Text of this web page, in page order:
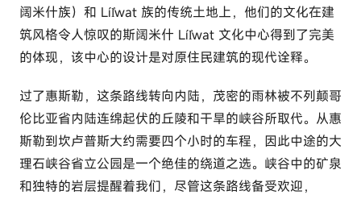
阔米什族）和 Líl̓wat 族的传统土地上，他们的文化在建
筑风格令人惊叹的斯阔米什 Líl̓wat 文化中心得到了完美
的体现，该中心的设计是对原住民建筑的现代诠释。
过了惠斯勒，这条路线转向内陆，茂密的雨林被不列颠哥
伦比亚省内陆连绵起伏的丘陵和干旱的峡谷所取代。从惠
斯勒到坎卢普斯大约需要四个小时的车程，因此中途的大
理石峡谷省立公园是一个绝佳的绕道之选。峡谷中的矿泉
和独特的岩层提醒着我们，尽管这条路线备受欢迎，